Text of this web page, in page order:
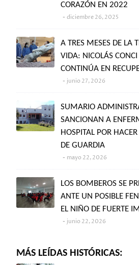
CORAZÓN EN 2022
diciembre 26, 2025
A TRES MESES DE LA
VIDA: NICOLÁS CONCI
CONTINÚA EN
junio 27, 2026
SUMARIO
SANCIONAN A
HOSPITAL POR
DE GUARDIA
mayo 22, 2026
LOS BOMBEROS SE
ANTE UN POSIBLE
EL NIÑO DE FUERTE
junio 22, 2026
MÁS LEÍDAS HISTÓRICAS: